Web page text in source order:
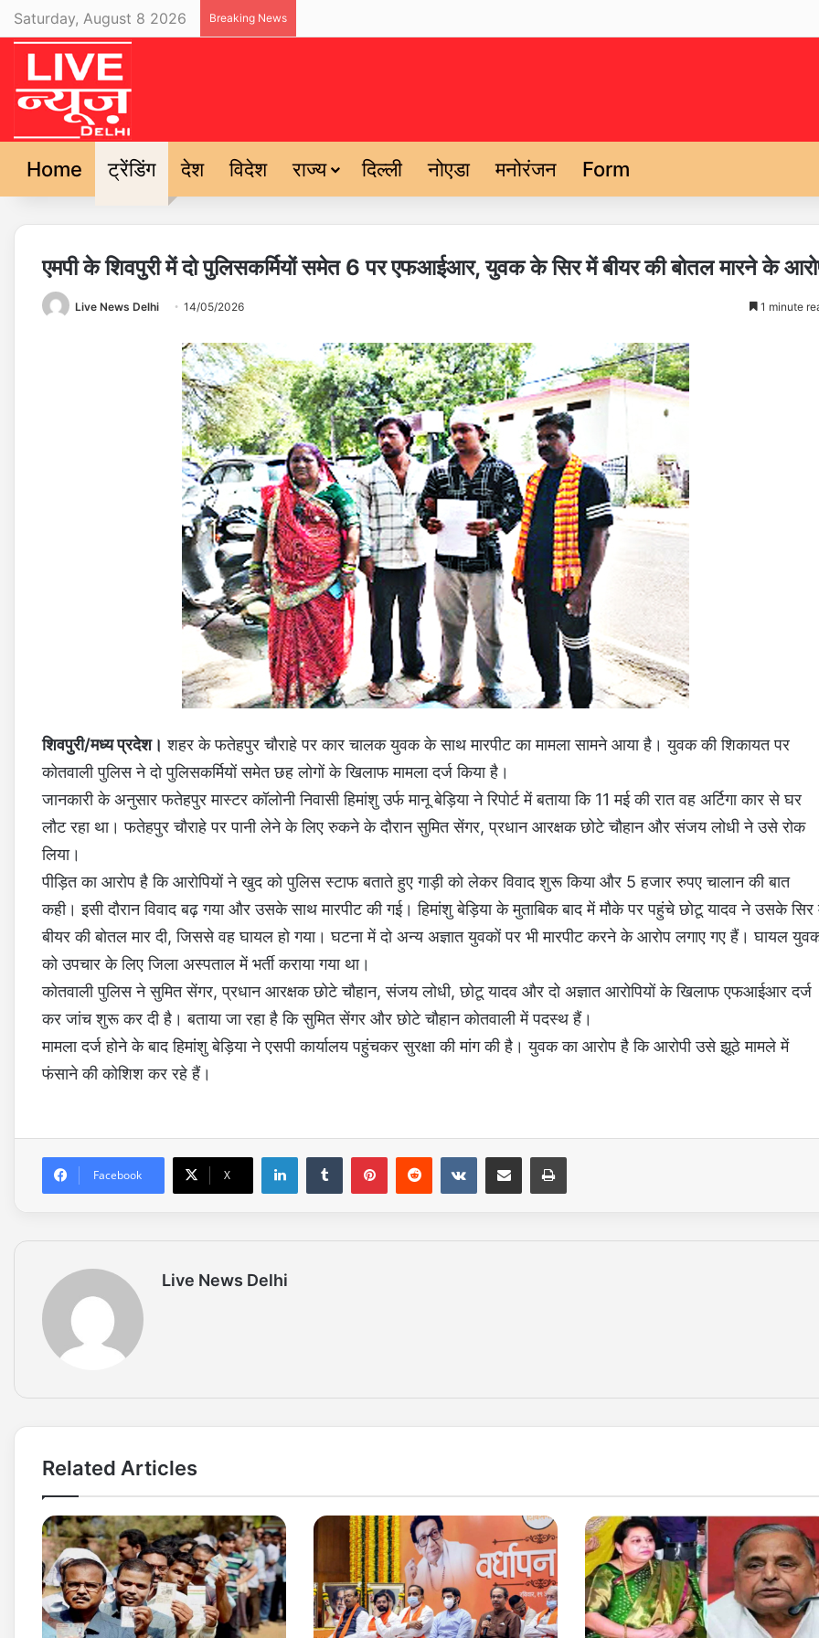
Saturday, August 8 2026 Breaking News
Home ट्रेंडिंग देश विदेश राज्य दिल्ली नोएडा मनोरंजन Form
एमपी के शिवपुरी में दो पुलिसकर्मियों समेत 6 पर एफआईआर, युवक के सिर में बीयर की बोतल मारने के
Live News Delhi 14/05/2026 1 minute
शिवपुरी/मध्य प्रदेश। शहर के फतेहपुर चौराहे पर कार चालक युवक के साथ मारपीट का मामला सामने आया है। युवक की शिकायत पर
कोतवाली पुलिस ने दो पुलिसकर्मियों समेत छह लोगों के खिलाफ मामला दर्ज किया है।
जानकारी के अनुसार फतेहपुर मास्टर कॉलोनी निवासी हिमांशु उर्फ मानू बेड़िया ने रिपोर्ट में बताया कि 11 मई की रात वह अर्टिगा कार से घर
लौट रहा था। फतेहपुर चौराहे पर पानी लेने के लिए रुकने के दौरान सुमित सेंगर, प्रधान आरक्षक छोटे चौहान और संजय लोधी ने उसे रोक
लिया।
पीड़ित का आरोप है कि आरोपियों ने खुद को पुलिस स्टाफ बताते हुए गाड़ी को लेकर विवाद शुरू किया और 5 हजार रुपए चालान की बात
कही। इसी दौरान विवाद बढ़ गया और उसके साथ मारपीट की गई। हिमांशु बेड़िया के मुताबिक बाद में मौके पर पहुंचे छोटू यादव ने उसके सिर
बीयर की बोतल मार दी, जिससे वह घायल हो गया। घटना में दो अन्य अज्ञात युवकों पर भी मारपीट करने के आरोप लगाए गए हैं। घायल
को उपचार के लिए जिला अस्पताल में भर्ती कराया गया था।
कोतवाली पुलिस ने सुमित सेंगर, प्रधान आरक्षक छोटे चौहान, संजय लोधी, छोटू यादव और दो अज्ञात आरोपियों के खिलाफ एफआईआर दर्ज
कर जांच शुरू कर दी है। बताया जा रहा है कि सुमित सेंगर और छोटे चौहान कोतवाली में पदस्थ हैं।
मामला दर्ज होने के बाद हिमांशु बेड़िया ने एसपी कार्यालय पहुंचकर सुरक्षा की मांग की है। युवक का आरोप है कि आरोपी उसे झूठे मामले में
फंसाने की कोशिश कर रहे हैं।
Facebook X
Live News Delhi
Related Articles